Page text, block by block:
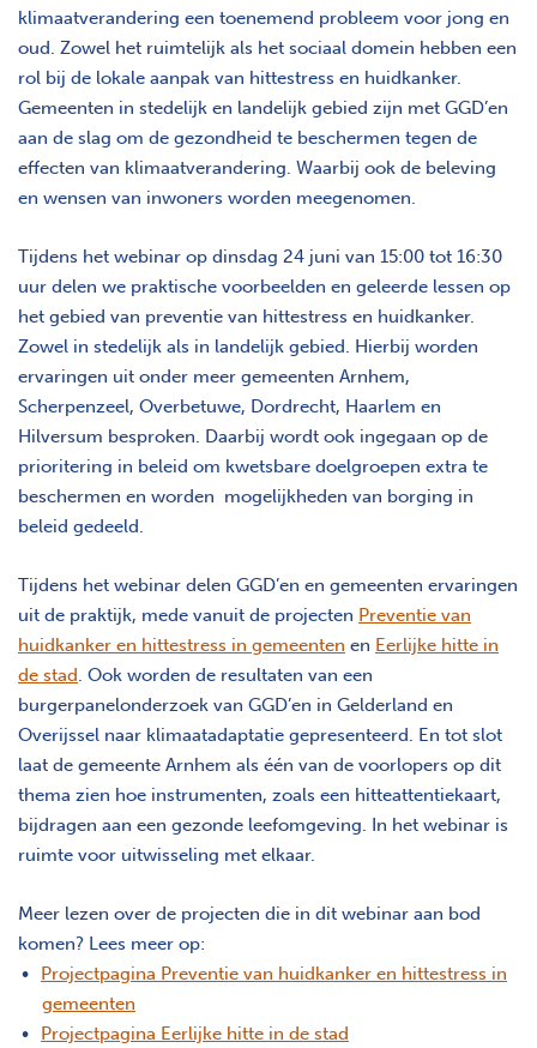
klimaatverandering een toenemend probleem voor jong en
oud. Zowel het ruimtelijk als het sociaal domein hebben een
rol bij de lokale aanpak van hittestress en huidkanker.
Gemeenten in stedelijk en landelijk gebied zijn met GGD’en
aan de slag om de gezondheid te beschermen tegen de
effecten van klimaatverandering. Waarbij ook de beleving
en wensen van inwoners worden meegenomen.
Tijdens het webinar op dinsdag 24 juni van 15:00 tot 16:30
uur delen we praktische voorbeelden en geleerde lessen op
het gebied van preventie van hittestress en huidkanker.
Zowel in stedelijk als in landelijk gebied. Hierbij worden
ervaringen uit onder meer gemeenten Arnhem,
Scherpenzeel, Overbetuwe, Dordrecht, Haarlem en
Hilversum besproken. Daarbij wordt ook ingegaan op de
prioritering in beleid om kwetsbare doelgroepen extra te
beschermen en worden mogelijkheden van borging in
beleid gedeeld.
Tijdens het webinar delen GGD’en en gemeenten ervaringen
uit de praktijk, mede vanuit de projecten Preventie van
huidkanker en hittestress in gemeenten en Eerlijke hitte in
de stad. Ook worden de resultaten van een
burgerpanelonderzoek van GGD’en in Gelderland en
Overijssel naar klimaatadaptatie gepresenteerd. En tot slot
laat de gemeente Arnhem als één van de voorlopers op dit
thema zien hoe instrumenten, zoals een hitteattentiekaart,
bijdragen aan een gezonde leefomgeving. In het webinar is
ruimte voor uitwisseling met elkaar.
Meer lezen over de projecten die in dit webinar aan bod
komen? Lees meer op:
Projectpagina Preventie van huidkanker en hittestress in
gemeenten
Projectpagina Eerlijke hitte in de stad